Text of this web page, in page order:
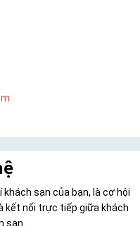
sạn của bạn, là cơ hội
kết nối trực tiếp giữa khách
sạn.